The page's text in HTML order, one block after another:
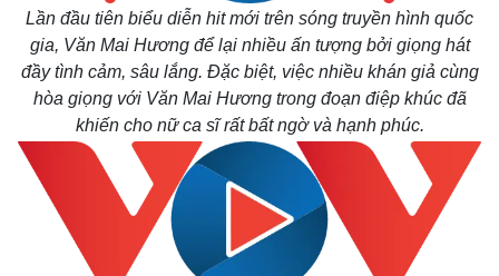
Lần đầu tiên biểu diễn hit mới trên sóng truyền hình quốc
gia, Văn Mai Hương để lại nhiều ấn tượng bởi giọng hát
đầy tình cảm, sâu lắng. Đặc biệt, việc nhiều khán giả cùng
hòa giọng với Văn Mai Hương trong đoạn điệp khúc đã
khiến cho nữ ca sĩ rất bất ngờ và hạnh phúc.